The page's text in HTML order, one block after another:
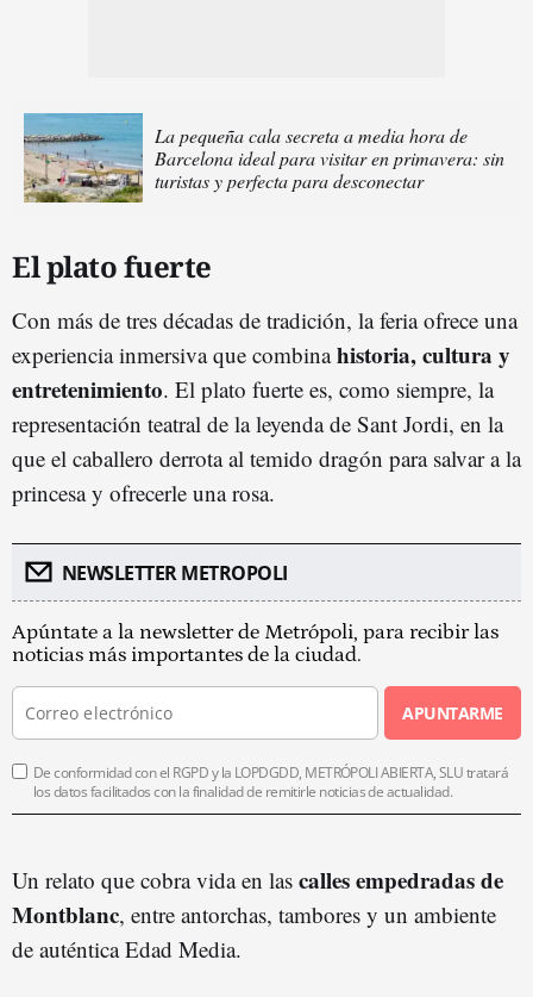
La pequeña cala secreta a media hora de
Barcelona ideal para visitar en primavera: sin
turistas y perfecta para desconectar
El plato fuerte
Con más de tres décadas de tradición, la feria ofrece una
experiencia inmersiva que combinahistoria, cultura y
entretenimiento. El plato fuerte es, como siempre, la
representación teatral de la leyenda de Sant Jordi, en la
que el caballero derrota al temido dragón para salvar a la
princesa y ofrecerle una rosa.
NEWSLETTER METROPOLI
Apúntate a la newsletter de Metrópoli, para recibir las
noticias más importantes de la ciudad.
APUNTARME
De conformidad con el RGPD y la LOPDGDD, METRÓPOLI ABIERTA, SLU tratará
los datos facilitados con la finalidad de remitirle noticias de actualidad.
Un relato que cobra vida en las calles empedradas de
Montblanc, entre antorchas, tambores y un ambiente
de auténtica Edad Media.